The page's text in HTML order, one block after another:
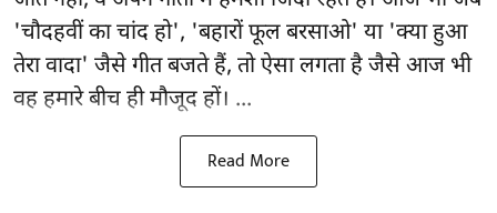
'चौदहवीं का चांद हो', 'बहारों फूल बरसाओ' या 'क्या हुआ
तेरा वादा' जैसे गीत बजते हैं, तो ऐसा लगता है जैसे आज भी
वह हमारे बीच ही मौजूद हों। ...
Read More